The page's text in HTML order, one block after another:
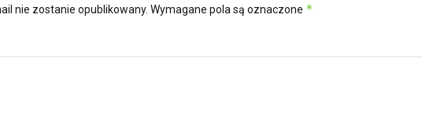
nie zostanie opublikowany. Wymagane pola są oznaczone *